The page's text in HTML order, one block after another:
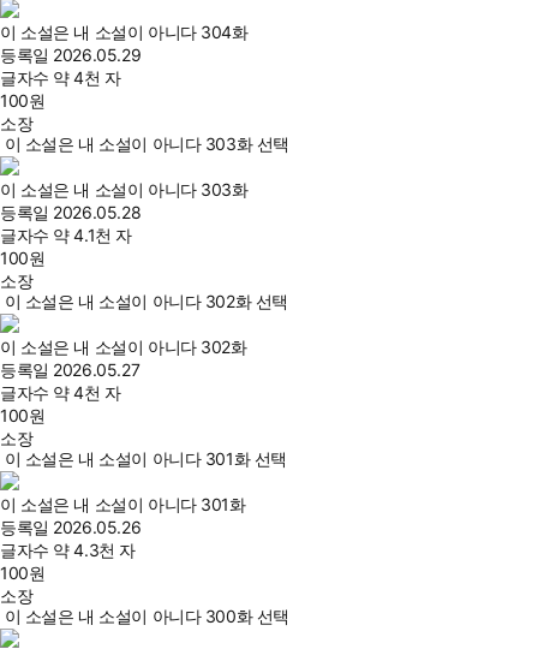
이 소설은 내 소설이 아니다 304화
등록일 2026.05.29
글자수 약 4천 자
100원
소장
이 소설은 내 소설이 아니다 303화 선택
이 소설은 내 소설이 아니다 303화
등록일 2026.05.28
글자수 약 4.1천 자
100원
소장
이 소설은 내 소설이 아니다 302화 선택
이 소설은 내 소설이 아니다 302화
등록일 2026.05.27
글자수 약 4천 자
100원
소장
이 소설은 내 소설이 아니다 301화 선택
이 소설은 내 소설이 아니다 301화
등록일 2026.05.26
글자수 약 4.3천 자
100원
소장
이 소설은 내 소설이 아니다 300화 선택